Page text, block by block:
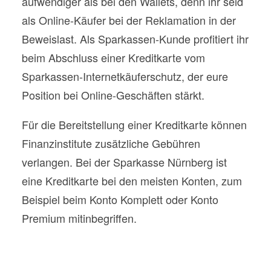
als Online-Käufer bei der Reklamation in der
Beweislast. Als Sparkassen-Kunde profitiert ihr
beim Abschluss einer Kreditkarte vom
Sparkassen-Internetkäuferschutz, der eure
Position bei Online-Geschäften stärkt.
Für die Bereitstellung einer Kreditkarte können
Finanzinstitute zusätzliche Gebühren
verlangen. Bei der Sparkasse Nürnberg ist
eine Kreditkarte bei den meisten Konten, zum
Beispiel beim Konto Komplett oder Konto
Premium mitinbegriffen.